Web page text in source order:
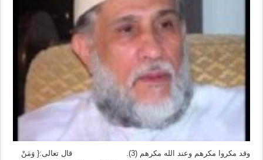
وقد مكروا مكرهم وعند الله مكرهم (3). قال تعالى:{ وَمَنْ